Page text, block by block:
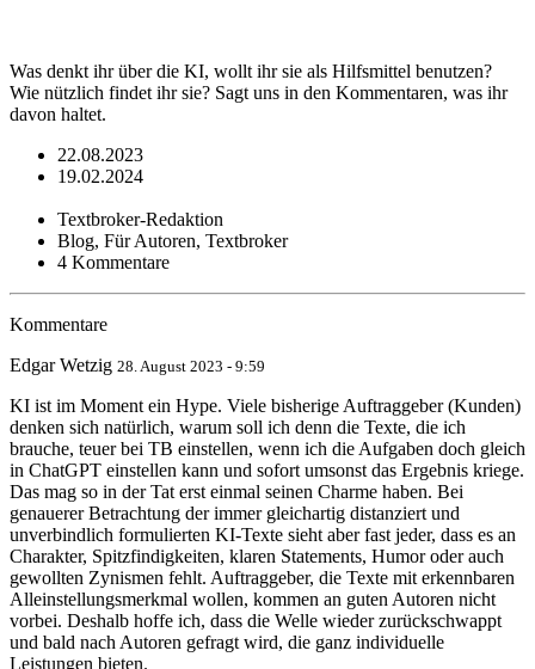
Was denkt ihr über die KI, wollt ihr sie als Hilfsmittel benutzen?
Wie nützlich findet ihr sie? Sagt uns in den Kommentaren, was ihr
davon haltet.
22.08.2023
19.02.2024
Textbroker-Redaktion
Blog, Für Autoren, Textbroker
4 Kommentare
Kommentare
Edgar Wetzig 28. August 2023 - 9:59
KI ist im Moment ein Hype. Viele bisherige Auftraggeber (Kunden)
denken sich natürlich, warum soll ich denn die Texte, die ich
brauche, teuer bei TB einstellen, wenn ich die Aufgaben doch gleich
in ChatGPT einstellen kann und sofort umsonst das Ergebnis kriege.
Das mag so in der Tat erst einmal seinen Charme haben. Bei
genauerer Betrachtung der immer gleichartig distanziert und
unverbindlich formulierten KI-Texte sieht aber fast jeder, dass es an
Charakter, Spitzfindigkeiten, klaren Statements, Humor oder auch
gewollten Zynismen fehlt. Auftraggeber, die Texte mit erkennbaren
Alleinstellungsmerkmal wollen, kommen an guten Autoren nicht
vorbei. Deshalb hoffe ich, dass die Welle wieder zurückschwappt
und bald nach Autoren gefragt wird, die ganz individuelle
Leistungen bieten.